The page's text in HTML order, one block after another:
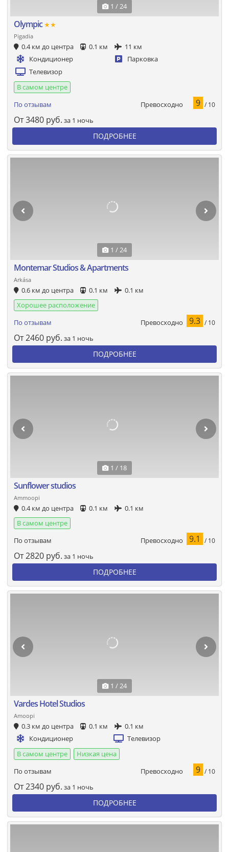
1 / 24
Olympic★★
Pigadia
0.4 км до центра 0.1 км
11 км
Кондиционер
Парковка
Телевизор
В самом центре
По отзывам
Превосходно 9 / 10
От3480 руб. за 1 ночь
ПОДРОБНЕЕ
1 / 24
Montemar Studios & Apartments
Arkása
0.6 км до центра 0.1 км
0.1 км
Хорошее расположение
По отзывам
Превосходно 9.3 / 10
От2460 руб. за 1 ночь
ПОДРОБНЕЕ
1 / 18
Sunflower studios
Ammoopi
0.4 км до центра 0.1 км
0.1 км
В самом центре
По отзывам
Превосходно 9.1 / 10
От2820 руб. за 1 ночь
ПОДРОБНЕЕ
1 / 24
Vardes Hotel Studios
Amoopi
0.3 км до центра 0.1 км
0.1 км
Кондиционер
Телевизор
В самом центре
Низкая цена
По отзывам
Превосходно 9 / 10
От2340 руб. за 1 ночь
ПОДРОБНЕЕ